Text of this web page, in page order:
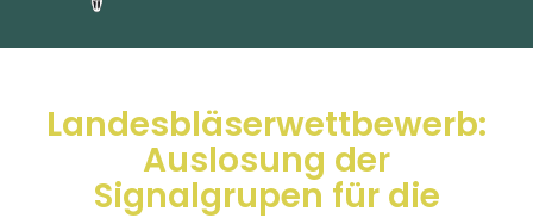
Landesbläserwettbewerb:
Auslosung der
Signalgrupen für die